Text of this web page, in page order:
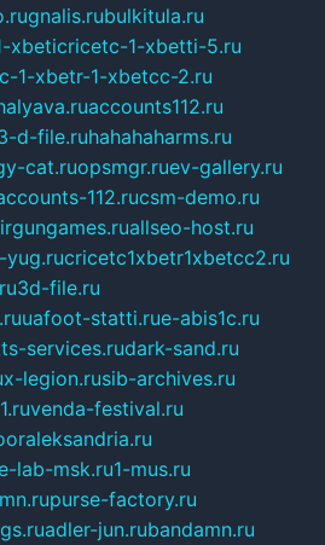
gnalis.rubulkitula.ru
xbeticricetc-1-xbetti-5.ru
1-xbetr-1-xbetcc-2.ru
accounts112.ru
d-file.ruhahahaharms.ru
cat.ruopsmgr.ruev-gallery.ru
112.rucsm-demo.ru
allseo-host.ru
yug.rucricetc1xbetr1xbetcc2.ru
3d-file.ru
uafoot-statti.rue-abis1c.ru
services.rudark-sand.ru
x-legion.rusib-archives.ru
venda-festival.ru
lab-msk.ru1-mus.ru
purse-factory.ru
adler-jun.rubandamn.ru